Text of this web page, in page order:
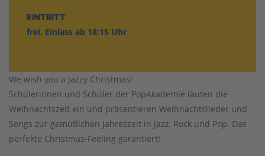
EINTRITT
frei, Einlass ab 18:15 Uhr
We wish you a Jazzy Christmas!
Schülerinnen und Schüler der PopAkademie läuten die
Weihnachtszeit ein und präsentieren Weihnachtslieder und
Songs zur gemütlichen Jahreszeit in Jazz, Rock und Pop. Das
perfekte Christmas-Feeling garantiert!